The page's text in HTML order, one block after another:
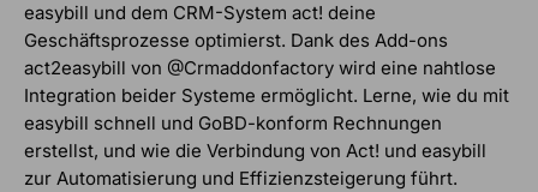
easybill und dem CRM-System act! deine
Geschäftsprozesse optimierst. Dank des Add-ons
act2easybill von @Crmaddonfactory wird eine nahtlose
Integration beider Systeme ermöglicht. Lerne, wie du mit
easybill schnell und GoBD-konform Rechnungen
erstellst, und wie die Verbindung von Act! und easybill
zur Automatisierung und Effizienzsteigerung führt.